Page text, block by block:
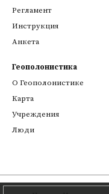
Регламент
Инструкция
Анкета
Геополонистика
О Геополонистике
Kарта
Учреждения
Люди